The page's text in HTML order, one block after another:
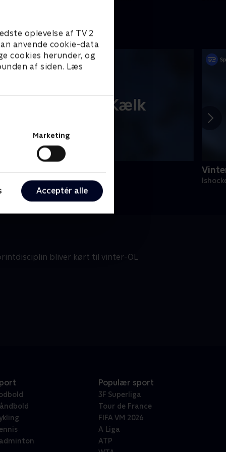
oplevelse af TV 2
anvende cookie-data
cookies herunder, og
af siden. Læs
Marketing
Acceptér alle
bliver kørt til vinter-OL
Populær sport
3F Superliga
Tour de France
FIFA VM 2026
A Liga
ATP